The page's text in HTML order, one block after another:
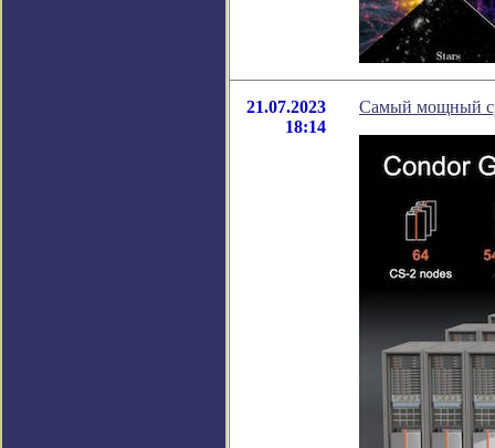
21.07.2023
18:14
Самый мощный